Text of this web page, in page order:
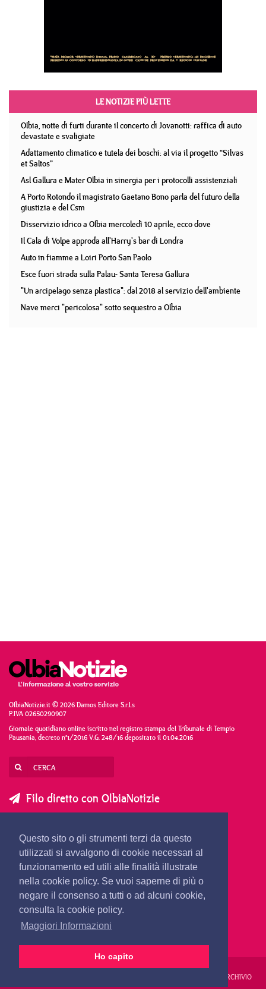
Questo sito o gli strumenti terzi da questo
utilizzati si avvalgono di cookie necessari al
funzionamento ed utili alle finalità illustrate
nella cookie policy. Se vuoi saperne di più o
negare il consenso a tutti o ad alcuni cookie,
consulta la cookie policy.
Maggiori Informazioni
Ho capito
LE NOTIZIE PIÙ LETTE
Olbia, notte di furti durante il concerto di Jovanotti: raffica di auto
devastate e svaligiate
Adattamento climatico e tutela dei boschi: al via il progetto “Silvas
et Saltos”
Asl Gallura e Mater Olbia in sinergia per i protocolli assistenziali
A Porto Rotondo il magistrato Gaetano Bono parla del futuro della
giustizia e del Csm
Disservizio idrico a Olbia mercoledì 10 aprile, ecco dove
Il Cala di Volpe approda all'Harry's bar di Londra
Auto in fiamme a Loiri Porto San Paolo
Esce fuori strada sulla Palau- Santa Teresa Gallura
"Un arcipelago senza plastica": dal 2018 al servizio dell'ambiente
Nave merci "pericolosa" sotto sequestro a Olbia
OlbiaNotizie.it © 2026 Damos Editore S.r.l.s
P.IVA 02650290907
Giornale quotidiano online iscritto nel registro stampa del Tribunale di Tempio
Pausania, decreto n°1/2016 V.G. 248/16 depositato il 01.04.2016
Filo diretto con OlbiaNotizie
SEGNALA UNA NOTIZIA
SEGNALA UN EVENTO
redazione@olbianotizie.it
ARCHIVIO